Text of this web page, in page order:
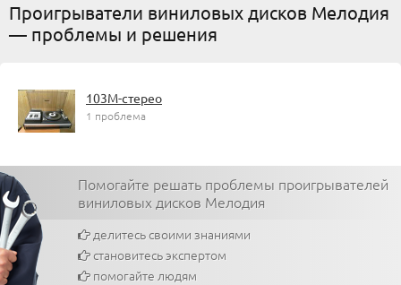
Проигрыватели виниловых дисков Мелодия
— проблемы и решения
103М-стерео
1 проблема
Помогайте решать проблемы проигрывателей
виниловых дисков Мелодия
делитесь своими знаниями
становитесь экспертом
помогайте людям